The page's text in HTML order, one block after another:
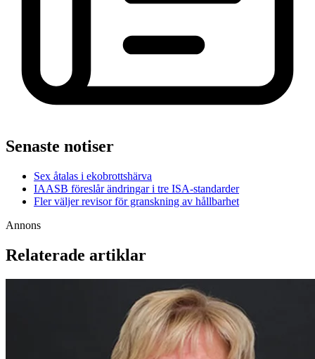
Senaste notiser
Sex åtalas i ekobrottshärva
IAASB föreslår ändringar i tre ISA-standarder
Fler väljer revisor för granskning av hållbarhet
Annons
Relaterade artiklar